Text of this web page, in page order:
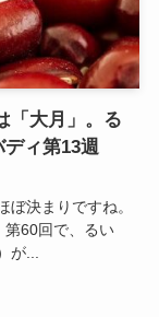
「大月」。る
ィ第13週
決まりですね。
第60回で、るい
が...